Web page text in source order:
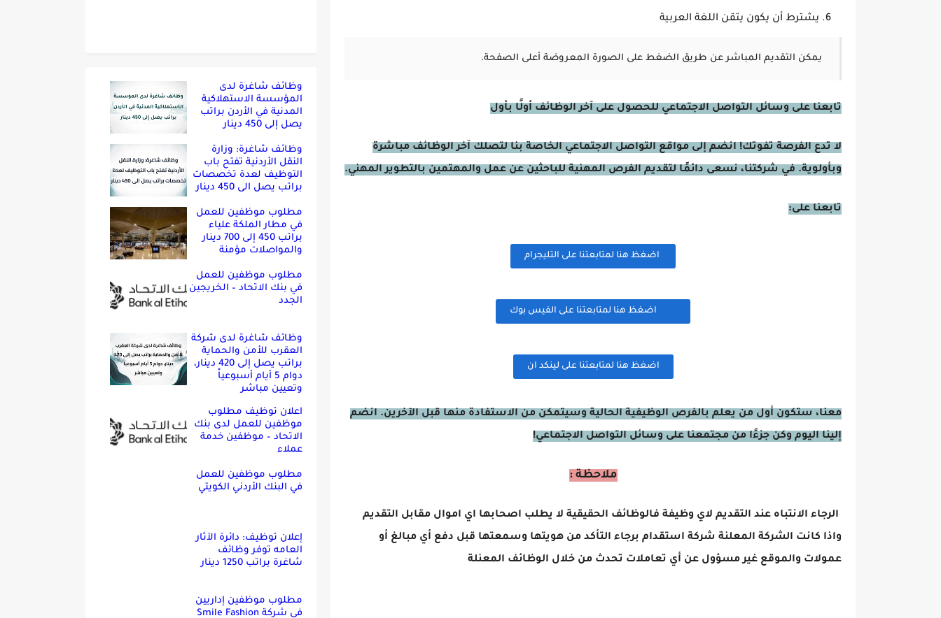
يشترط أن يكون يتقن اللغة العربية
يمكن التقديم المباشر عن طريق الضغط على الصورة المعروضة أعلى الصفحة.
تابعنا على وسائل التواصل الاجتماعي للحصول على آخر الوظائف أولًا بأول
لا تدع الفرصة تفوتك! انضم إلى مواقع التواصل الاجتماعي الخاصة بنا لتصلك آخر الوظائف مباشرة
وبأولوية. في شركتنا، نسعى دائمًا لتقديم الفرص المهنية للباحثين عن عمل والمهتمين بالتطوير المهني.
تابعنا على:
اضغظ هنا لمتابعتنا على التليجرام
اضغظ هنا لمتابعتنا على الفيس بوك
اضغظ هنا لمتابعتنا على لينكد ان
معنا، ستكون أول من يعلم بالفرص الوظيفية الحالية وسيتمكن من الاستفادة منها قبل الآخرين. انضم
إلينا اليوم وكن جزءًا من مجتمعنا على وسائل التواصل الاجتماعي!
ملاحظة :
الرجاء الانتباه عند التقديم لاي وظيفة فالوظائف الحقيقية لا يطلب اصحابها اي اموال مقابل التقديم
واذا كانت الشركة المعلنة شركة استقدام برجاء التأكد من هويتها وسمعتها قبل دفع أي مبالغ أو
عمولات والموقع غير مسؤول عن أي تعاملات تحدث من خلال الوظائف المعنلة
وظائف شاغرة لدى
المؤسسة الاستهلاكية
المدنية في الأردن براتب
يصل إلى 450 دينار
وظائف شاغرة: وزارة
النقل الأردنية تفتح باب
التوظيف لعدة تخصصات
براتب يصل الى 450 دينار
مطلوب موظفين للعمل
في مطار الملكة علياء
براتب 450 إلى 700 دينار
والمواصلات مؤمنة
مطلوب موظفين للعمل
في بنك الاتحاد – الخريجين
الجدد
وظائف شاغرة لدى شركة
العقرب للأمن والحماية
براتب يصل إلى 420 دينار،
دوام 5 أيام أسبوعياً
وتعيين مباشر
اعلان توظيف مطلوب
موظفين للعمل لدى بنك
الاتحاد – موظفين خدمة
عملاء
مطلوب موظفين للعمل
في البنك الأردني الكويتي
إعلان توظيف: دائرة الآثار
العامه توفر وظائف
شاغرة براتب 1250 دينار
مطلوب موظفين إداريين
في شركة Smile Fashion